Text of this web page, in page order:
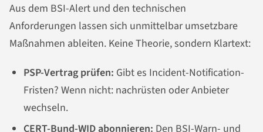
Aus dem BSI-Alert und den technischen
Anforderungen lassen sich unmittelbar umsetzbare
Maßnahmen ableiten. Keine Theorie, sondern Klartext:
PSP-Vertrag prüfen: Gibt es Incident-Notification-
Fristen? Wenn nicht: nachrüsten oder Anbieter
wechseln.
CERT-Bund-WID abonnieren: Den BSI-Warn- und